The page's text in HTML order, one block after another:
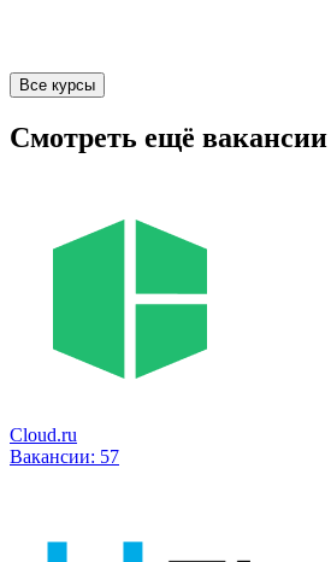
Все курсы
Смотреть ещё вакансии
Cloud.ru
Вакансии: 57